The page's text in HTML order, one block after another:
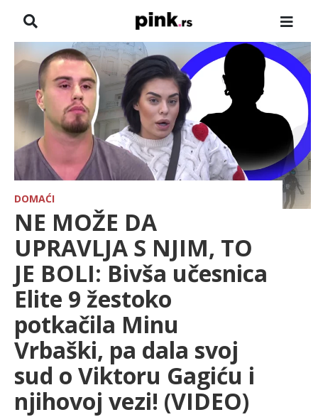
NASLOVNA
VESTI
ZADRUGA
SHOWBIZ
HRONIKA
PINKOVE ZVEZDE
ODEON
SPORT
LIFESTYLE
EXTRA
DOMAĆI
NE MOŽE DA
UPRAVLJA S NJIM, TO
JE BOLI: Bivša učesnica
Elite 9 žestoko
potkačila Minu
Vrbaški, pa dala svoj
sud o Viktoru Gagiću i
njihovoj vezi! (VIDEO)